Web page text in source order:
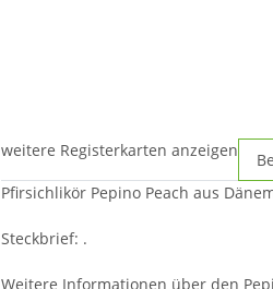
weitere Registerkarten anzeigen
Pfirsichlikör Pepino Peach aus
Steckbrief: .
Weitere Informationen über den